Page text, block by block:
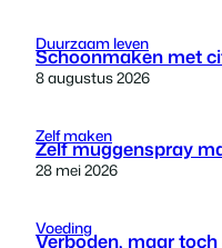
Duurzaam leven
Schoonmaken met
8 augustus 2026
Zelf maken
Zelf muggenspray
28 mei 2026
Voeding
Verboden, maar